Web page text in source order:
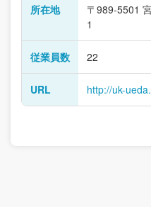
所在地
〒989-5501
1
従業員数 22
URL http://uk-